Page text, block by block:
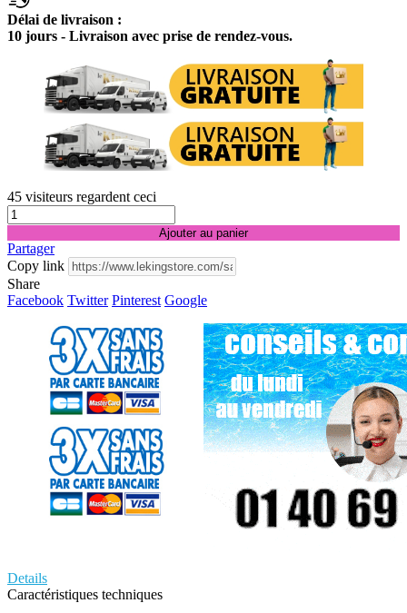
Délai de livraison :
10 jours - Livraison avec prise de rendez-vous.
45 visiteurs regardent ceci
Ajouter au panier
Partager
Copy link
Share
Facebook Twitter Pinterest Google
Details
Caractéristiques techniques